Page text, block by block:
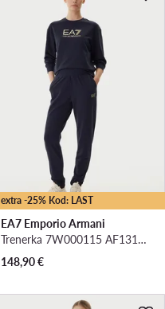
extra -25% Kod: LAST
EA7 Emporio Armani
Trenerka 7W000115 AF13135 MB235 Tamnoplava Regular Fit
148,90€